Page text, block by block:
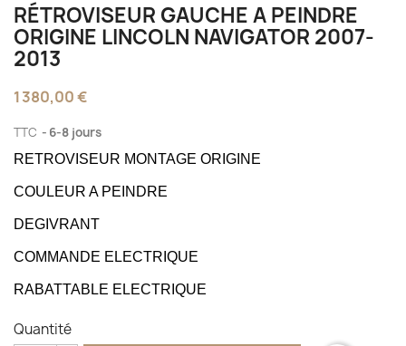
RÉTROVISEUR GAUCHE A PEINDRE
ORIGINE LINCOLN NAVIGATOR 2007-
2013
1 380,00 €
TTC 6-8 jours
RETROVISEUR MONTAGE ORIGINE
COULEUR A PEINDRE
DEGIVRANT
COMMANDE ELECTRIQUE
RABATTABLE ELECTRIQUE
Quantité